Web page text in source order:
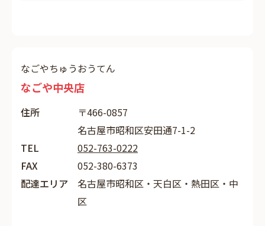
なごやちゅうおうてん
なごや中央店
住所
〒466-0857
名古屋市昭和区安田通7-1-2
TEL
052-763-0222
FAX
052-380-6373
配達エリア
名古屋市昭和区・天白区・熱田区・中
区